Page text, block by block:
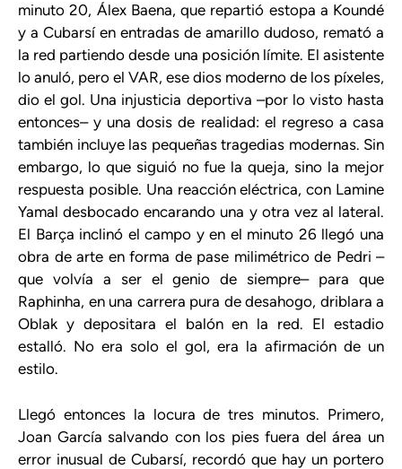
minuto 20, Álex Baena, que repartió estopa a Koundé
y a Cubarsí en entradas de amarillo dudoso, remató a
la red partiendo desde una posición límite. El asistente
lo anuló, pero el VAR, ese dios moderno de los píxeles,
dio el gol. Una injusticia deportiva –por lo visto hasta
entonces– y una dosis de realidad: el regreso a casa
también incluye las pequeñas tragedias modernas. Sin
embargo, lo que siguió no fue la queja, sino la mejor
respuesta posible. Una reacción eléctrica, con Lamine
Yamal desbocado encarando una y otra vez al lateral.
El Barça inclinó el campo y en el minuto 26 llegó una
obra de arte en forma de pase milimétrico de Pedri –
que volvía a ser el genio de siempre– para que
Raphinha, en una carrera pura de desahogo, driblara a
Oblak y depositara el balón en la red. El estadio
estalló. No era solo el gol, era la afirmación de un
estilo.
Llegó entonces la locura de tres minutos. Primero,
Joan García salvando con los pies fuera del área un
error inusual de Cubarsí, recordó que hay un portero